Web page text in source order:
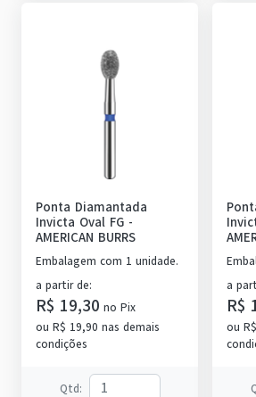
Ponta Diamantada
Invicta Oval FG -
AMERICAN BURRS
Embalagem com 1 unidade.
a partir de:
R$ 19,30 no Pix
ou R$ 19,90 nas demais
condições
Qtd:
a
R$
ou